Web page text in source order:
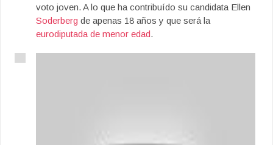
voto joven. A lo que ha contribuído su candidata Ellen
Soderberg de apenas 18 años y que será la
eurodiputada de menor edad.